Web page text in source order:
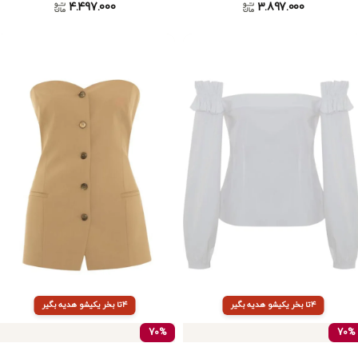
3.897.000
4.497.000
۴تا بخر یکیشو هدیه بگیر
70%
۴تا بخر یکیشو هدیه بگیر
70%